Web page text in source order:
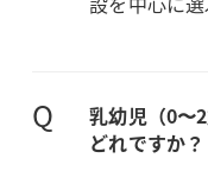
Q
乳幼児（0〜
どれですか？